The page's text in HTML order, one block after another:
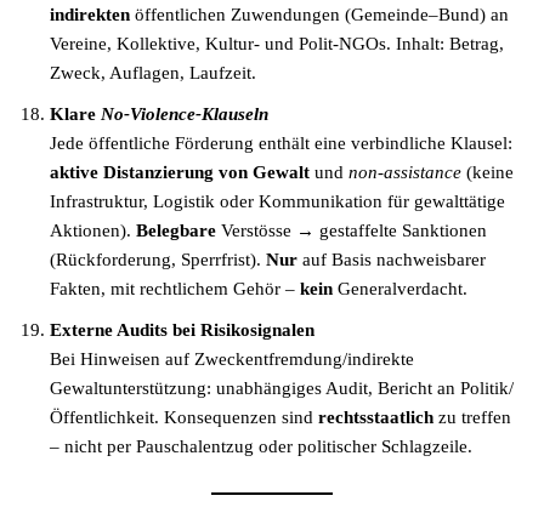
indirekten öffentlichen Zuwendungen (Gemeinde–Bund) an
Vereine, Kollektive, Kultur- und Polit-NGOs. Inhalt: Betrag,
Zweck, Auflagen, Laufzeit.
Klare No-Violence-Klauseln
Jede öffentliche Förderung enthält eine verbindliche Klausel:
aktive Distanzierung von Gewalt und non-assistance (keine
Infrastruktur, Logistik oder Kommunikation für gewalttätige
Aktionen). Belegbare Verstösse → gestaffelte Sanktionen
(Rückforderung, Sperrfrist). Nur auf Basis nachweisbarer
Fakten, mit rechtlichem Gehör – kein Generalverdacht.
Externe Audits bei Risikosignalen
Bei Hinweisen auf Zweckentfremdung/indirekte
Gewaltunterstützung: unabhängiges Audit, Bericht an Politik/
Öffentlichkeit. Konsequenzen sind rechtsstaatlich zu treffen
– nicht per Pauschalentzug oder politischer Schlagzeile.